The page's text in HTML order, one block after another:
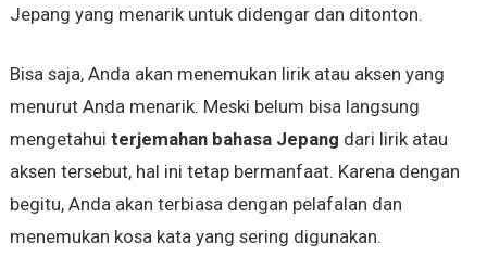
Jepang yang menarik untuk didengar dan ditonton.
Bisa saja, Anda akan menemukan lirik atau aksen yang
menurut Anda menarik. Meski belum bisa langsung
mengetahui terjemahan bahasa Jepang dari lirik atau
aksen tersebut, hal ini tetap bermanfaat. Karena dengan
begitu, Anda akan terbiasa dengan pelafalan dan
menemukan kosa kata yang sering digunakan.